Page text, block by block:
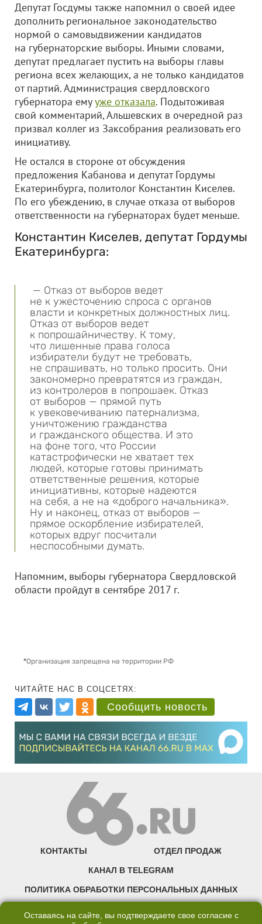
Депутат Госдумы также напомнил о своей идее
дополнить региональное законодательство
нормой о самовыдвижении кандидатов
на губернаторские выборы. Иными словами,
депутат предлагает пустить на выборы главы
региона всех желающих, а не только кандидатов
от партий. Администрация свердловского
губернатора емууже отказала. Подытоживая
свой комментарий, Альшевских в очередной раз
призвал коллег из Заксобрания реализовать его
инициативу.
Не остался в стороне от обсуждения
предложения Кабанова и депутат Гордумы
Екатеринбурга, политолог Константин Киселев.
По его убеждению, в случае отказа от выборов
ответственности на губернаторах будет меньше.
Константин Киселев, депутат Гордумы
Екатеринбурга:
— Отказ от выборов ведет
не к ужесточению спроса с органов
власти и конкретных должностных лиц.
Отказ от выборов ведет
к попрошайничеству. К тому,
что лишенные права голоса
избиратели будут не требовать,
не спрашивать, но только просить. Они
закономерно превратятся из граждан,
из контролеров в попрошаек. Отказ
от выборов — прямой путь
к увековечиванию патернализма,
уничтожению гражданства
и гражданского общества. И это
на фоне того, что России
катастрофически не хватает тех
людей, которые готовы принимать
ответственные решения, которые
инициативны, которые надеются
на себя, а не на «доброго начальника».
Ну и наконец, отказ от выборов —
прямое оскорбление избирателей,
которых вдруг посчитали
неспособными думать.
Напомним, выборы губернатора Свердловской
области пройдут в сентябре 2017 г.
*Организация запрещена на территории РФ
ЧИТАЙТЕ НАС В СОЦСЕТЯХ:
Сообщить новость
КОНТАКТЫ ОТДЕЛ ПРОДАЖ
КАНАЛ В TELEGRAM
ПОЛИТИКА ОБРАБОТКИ ПЕРСОНАЛЬНЫХ ДАННЫХ
Оставаясь на сайте, вы подтверждаете свое согласие с